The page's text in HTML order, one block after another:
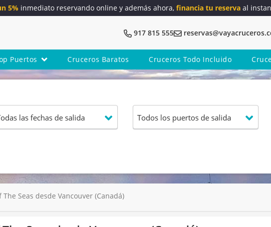
5%inmediato reservando online y además ahora, financia tu reservaal
917 815 555
Puertos Cruceros Baratos Cruceros Todo Incluido
Seas desde Vancouver (Canadá)